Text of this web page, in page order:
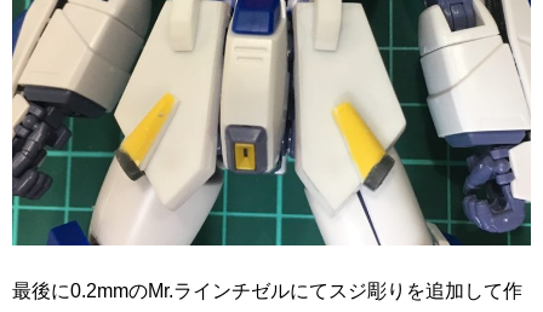
最後に0.2mmのMr.ラインチゼルにてスジ彫りを追加して作